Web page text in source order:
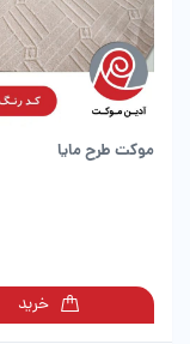
موکت طرح مایا
خرید